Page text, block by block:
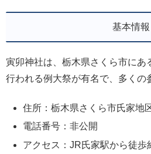
基本情報
寅卯神社は、栃木県さくら市にあ
行われる例大祭が有名で、多くの
住所：栃木県さくら市氏家地
電話番号：非公開
アクセス：JR氏家駅から徒歩